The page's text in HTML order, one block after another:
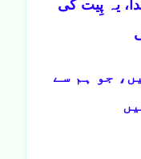
یہ پِیت کی
جو ہم سے